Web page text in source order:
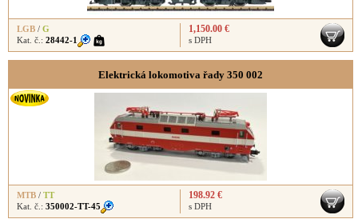
LGB / G
Kat. č.: 28442-1
1,150.00 €
s DPH
Elektrická lokomotiva řady 350 002
MTB / TT
Kat. č.: 350002-TT-45
198.92 €
s DPH